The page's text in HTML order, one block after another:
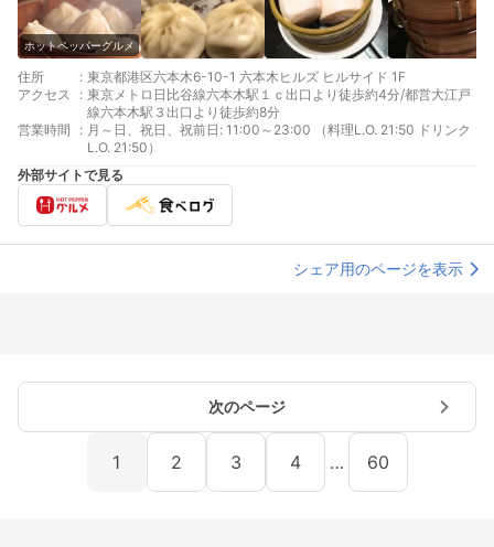
ホットペッパーグルメ
住所 : 東京都港区六本木6-10-1 六本木ヒルズ ヒルサイド 1F
アクセス
: 東京メトロ日比谷線六本木駅１ｃ出口より徒歩約4分/都営大江戸
線六本木駅３出口より徒歩約8分
営業時間
: 月～日、祝日、祝前日: 11:00～23:00 （料理L.O. 21:50 ドリンク
L.O. 21:50）
外部サイトで見る
シェア用のページを表示
次のページ
1 2 3 4 … 60